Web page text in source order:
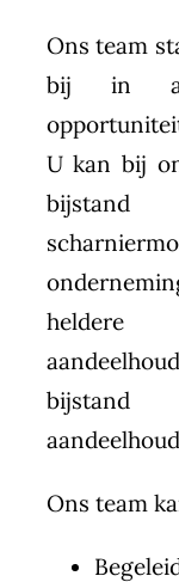
Ons team
bij in
U kan bij
heldere
Ons team